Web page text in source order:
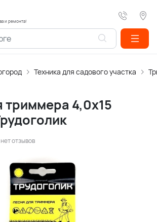
и ремонта!
Техника для садового участка
триммера 4,0х15
нет отзывов